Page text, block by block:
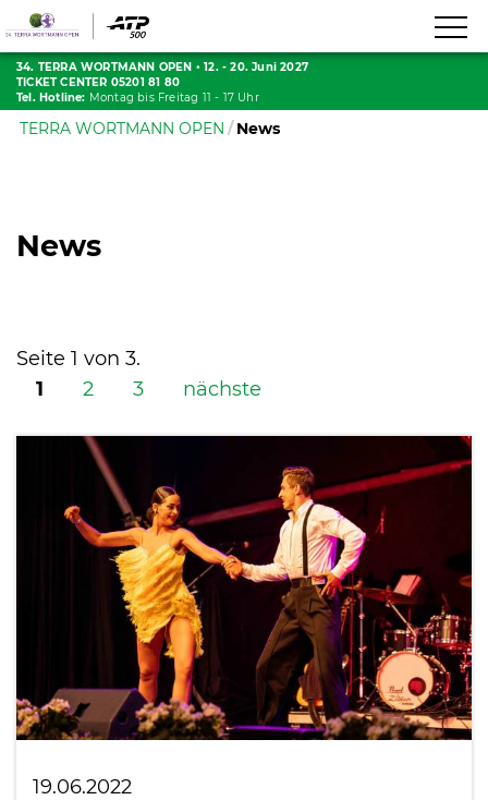
International
34. TERRA WORTMANN OPEN • 12. - 20. Juni 2027
TICKET CENTER 05201 81 80
Tel. Hotline: Montag bis Freitag 11 - 17 Uhr
TERRA WORTMANN OPEN News
News
Seite 1 von 3.
1
2 3 nächste
19.06.2022